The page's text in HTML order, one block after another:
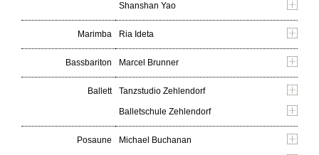
Shanshan Yao
Marimba Ria Ideta
Bassbariton Marcel Brunner
Ballett Tanzstudio Zehlendorf
Balletschule Zehlendorf
Posaune Michael Buchanan